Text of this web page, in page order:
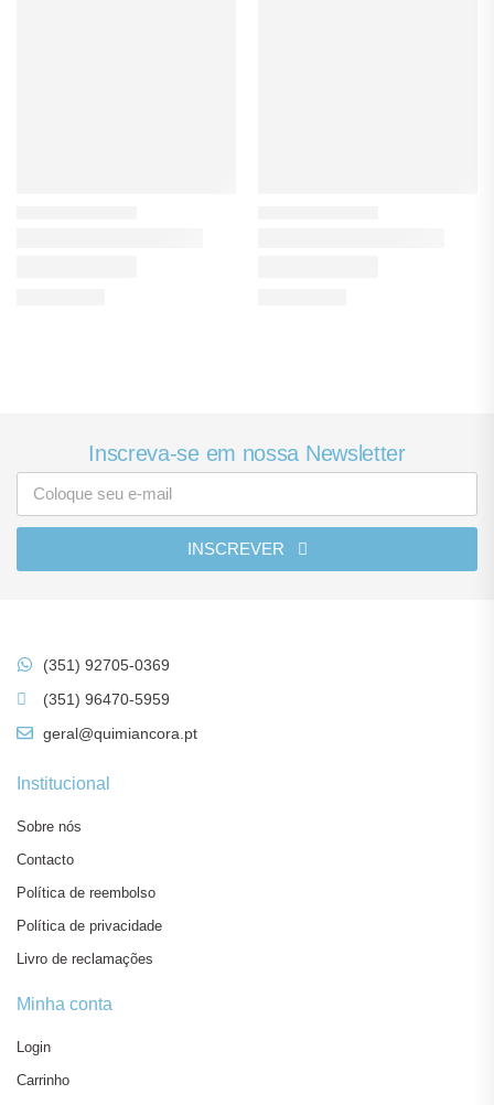
Inscreva-se em nossa Newsletter
INSCREVER
(351) 92705-0369
(351) 96470-5959
geral@quimiancora.pt
Institucional
Sobre nós
Contacto
Política de reembolso
Política de privacidade
Livro de reclamações
Minha conta
Login
Carrinho